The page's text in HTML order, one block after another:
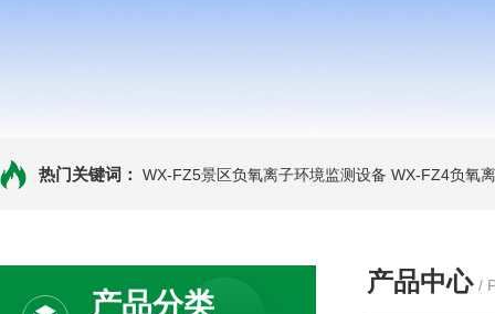
热门关键词： WX-FZ5景区负氧离子环境监测设备 WX-FZ4负氧
产品分类
产品中心 /